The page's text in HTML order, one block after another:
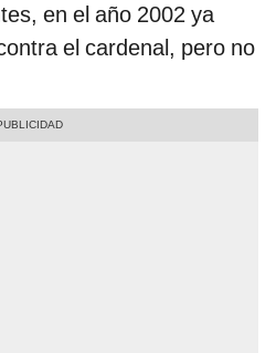
en el año 2002 ya
el cardenal, pero no